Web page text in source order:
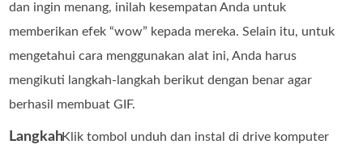
dan ingin menang, inilah kesempatan Anda untuk
memberikan efek “wow” kepada mereka. Selain itu, untuk
mengetahui cara menggunakan alat ini, Anda harus
mengikuti langkah‑langkah berikut dengan benar agar
berhasil membuat GIF.
LangkahKlik tombol unduh dan instal di drive komputer